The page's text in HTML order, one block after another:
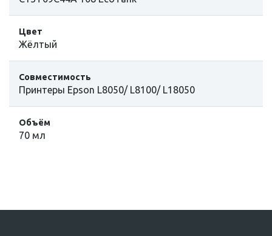
Цвет
Жёлтый
Совместимость
Принтеры Epson L8050/ L8100/ L18050
Объём
70 мл